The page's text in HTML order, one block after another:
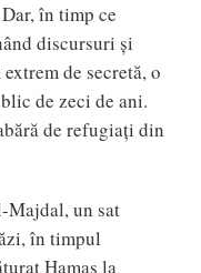
în timp ce
discursuri și
de secretă, o
de zeci de ani.
de refugiați din
Majdal, un sat
în timpul
Hamas la